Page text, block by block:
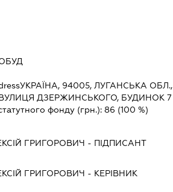
УКРАЇНА, 94005, ЛУГАНСЬКА ОБЛ.,
ВУЛИЦЯ ДЗЕРЖИНСЬКОГО, БУДИНОК 7
фонду (грн.): 86 (100 %)
ГРИГОРОВИЧ - ПІДПИСАНТ
ГРИГОРОВИЧ - КЕРІВНИК